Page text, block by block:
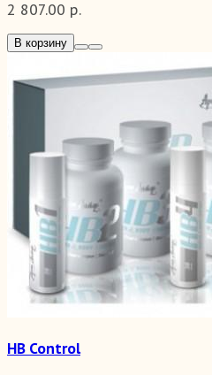
2 807.00 р.
В корзину
HB Control